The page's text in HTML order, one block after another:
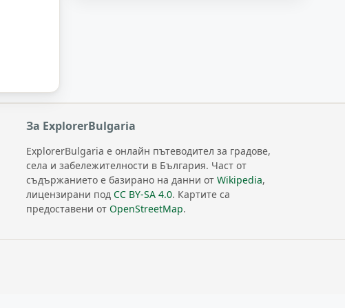
За ExplorerBulgaria
ExplorerBulgaria е онлайн пътеводител за градове,
села и забележителности в България. Част от
съдържанието е базирано на данни отWikipedia,
лицензирани подCC BY-SA 4.0. Картите са
предоставени отOpenStreetMap.